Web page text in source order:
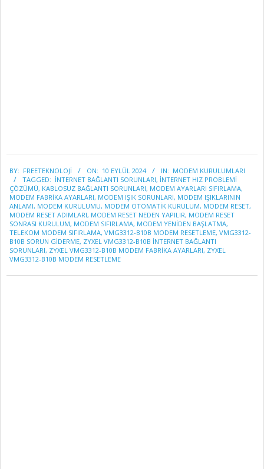
09-
10
BY: FREETEKNOLOJI ON: 10 EYLÜL 2024 IN: MODEM KURULUMLARI
TAGGED: INTERNET BAĞLANTI SORUNLARI, INTERNET HIZ PROBLEMI
ÇÖZÜMÜ, KABLOSUZ BAĞLANTI SORUNLARI, MODEM AYARLARI SIFIRLAMA,
MODEM FABRIKA AYARLARI, MODEM IŞIK SORUNLARI, MODEM IŞIKLARININ
ANLAMI, MODEM KURULUMU, MODEM OTOMATIK KURULUM, MODEM RESET,
MODEM RESET ADIMLARI, MODEM RESET NEDEN YAPILIR, MODEM RESET
SONRASI KURULUM, MODEM SIFIRLAMA, MODEM YENIDEN BAŞLATMA,
TELEKOM MODEM SIFIRLAMA, VMG3312-B10B MODEM RESETLEME, VMG3312-
B10B SORUN GIDERME, ZYXEL VMG3312-B10B İNTERNET BAĞLANTI
SORUNLARI, ZYXEL VMG3312-B10B MODEM FABRIKA AYARLARI, ZYXEL
VMG3312-B10B MODEM RESETLEME